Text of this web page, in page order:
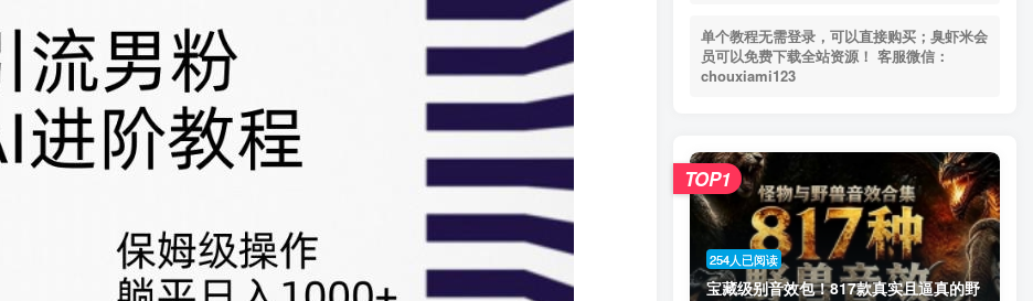
单个教程无需登录，可以直接购买；臭虾米会
员可以免费下载全站资源！ 客服微信：
chouxiami123
254人已阅读
宝藏级别音效包！817款真实且逼真的野
TOP1